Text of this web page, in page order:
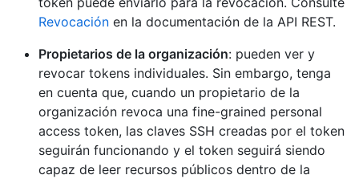
Revocación en la documentación de la API REST.
Propietarios de la organización: pueden ver y
revocar tokens individuales. Sin embargo, tenga
en cuenta que, cuando un propietario de la
organización revoca una fine-grained personal
access token, las claves SSH creadas por el token
seguirán funcionando y el token seguirá siendo
capaz de leer recursos públicos dentro de la